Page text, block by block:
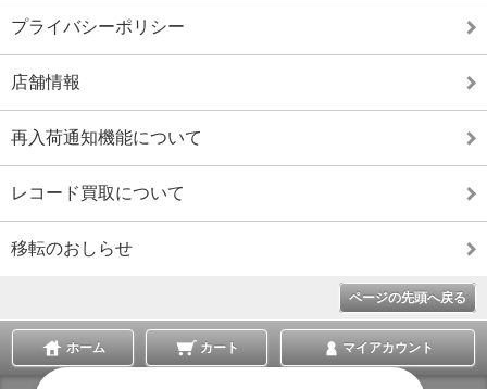
プライバシーポリシー
店舗情報
再入荷通知機能について
レコード買取について
移転のおしらせ
ページの先頭へ戻る
ホーム カート マイアカウント